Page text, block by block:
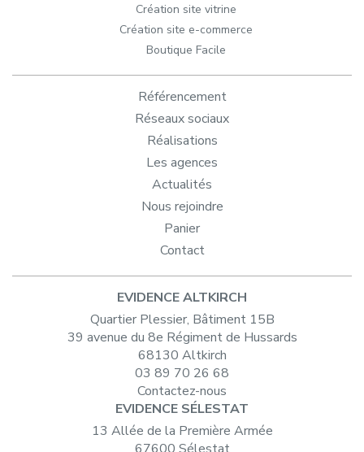
Création site vitrine
Création site e-commerce
Boutique Facile
Référencement
Réseaux sociaux
Réalisations
Les agences
Actualités
Nous rejoindre
Panier
Contact
EVIDENCE ALTKIRCH
Quartier Plessier, Bâtiment 15B
39 avenue du 8e Régiment de Hussards
68130 Altkirch
03 89 70 26 68
Contactez-nous
EVIDENCE SÉLESTAT
13 Allée de la Première Armée